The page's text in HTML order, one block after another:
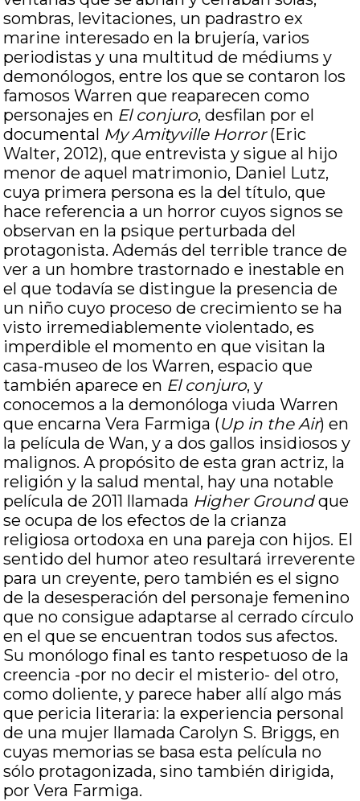
sombras, levitaciones, un padrastro ex
marine interesado en la brujería, varios
periodistas y una multitud de médiums y
demonólogos, entre los que se contaron los
famosos Warren que reaparecen como
personajes en El conjuro, desfilan por el
documental My Amityville Horror(Eric
Walter, 2012), que entrevista y sigue al hijo
menor de aquel matrimonio, Daniel Lutz,
cuya primera persona es la del título, que
hace referencia a un horror cuyos signos se
observan en la psique perturbada del
protagonista. Además del terrible trance de
ver a un hombre trastornado e inestable en
el que todavía se distingue la presencia de
un niño cuyo proceso de crecimiento se ha
visto irremediablemente violentado, es
imperdible el momento en que visitan la
casa-museo de los Warren, espacio que
también aparece en El conjuro, y
conocemos a la demonóloga viuda Warren
que encarna Vera Farmiga (Up in the Air) en
la película de Wan, y a dos gallos insidiosos y
malignos. A propósito de esta gran actriz, la
religión y la salud mental, hay una notable
película de 2011 llamada Higher Groundque
se ocupa de los efectos de la crianza
religiosa ortodoxa en una pareja con hijos. El
sentido del humor ateo resultará irreverente
para un creyente, pero también es el signo
de la desesperación del personaje femenino
que no consigue adaptarse al cerrado círculo
en el que se encuentran todos sus afectos.
Su monólogo final es tanto respetuoso de la
creencia -por no decir el misterio- del otro,
como doliente, y parece haber allí algo más
que pericia literaria: la experiencia personal
de una mujer llamada Carolyn S. Briggs, en
cuyas memorias se basa esta película no
sólo protagonizada, sino también dirigida,
por Vera Farmiga.